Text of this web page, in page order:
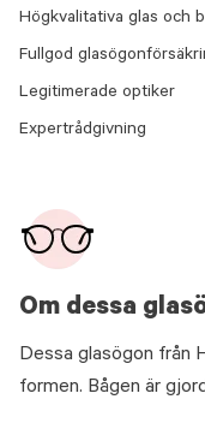
Om dessa
Dessa glasögon från
formen. Bågen är
Högkvalitativa glas och
Fullgod
Legitimerade optiker
Expertrådgivning